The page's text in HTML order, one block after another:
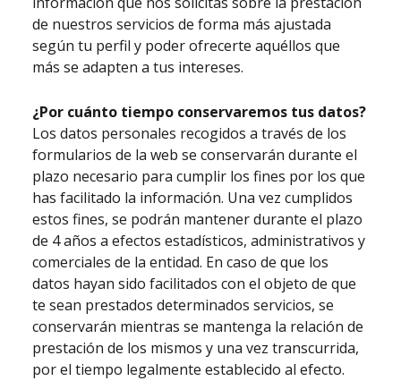
de nuestros servicios de forma más ajustada
según tu perfil y poder ofrecerte aquéllos que
más se adapten a tus intereses.
¿Por cuánto tiempo conservaremos tus datos?
Los datos personales recogidos a través de los
formularios de la web se conservarán durante el
plazo necesario para cumplir los fines por los que
has facilitado la información. Una vez cumplidos
estos fines, se podrán mantener durante el plazo
de 4 años a efectos estadísticos, administrativos y
comerciales de la entidad. En caso de que los
datos hayan sido facilitados con el objeto de que
te sean prestados determinados servicios, se
conservarán mientras se mantenga la relación de
prestación de los mismos y una vez transcurrida,
por el tiempo legalmente establecido al efecto.